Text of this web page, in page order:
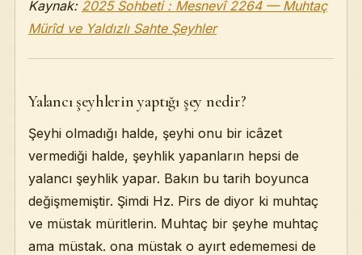
Kaynak: 2025 Sohbeti : Mesnevî 2264 — Muhtaç
Mürîd ve Yaldızlı Sahte Şeyhler
Yalancı şeyhlerin yaptığı şey nedir?
Şeyhi olmadığı halde, şeyhi onu bir icâzet
vermediği halde, şeyhlik yapanların hepsi de
yalancı şeyhlik yapar. Bakın bu tarih boyunca
değişmemiştir. Şimdi Hz. Pirs de diyor ki muhtaç
ve müstak müritlerin. Muhtaç bir şeyhe muhtaç
ama müstak. ona müstak o ayırt edememesi de